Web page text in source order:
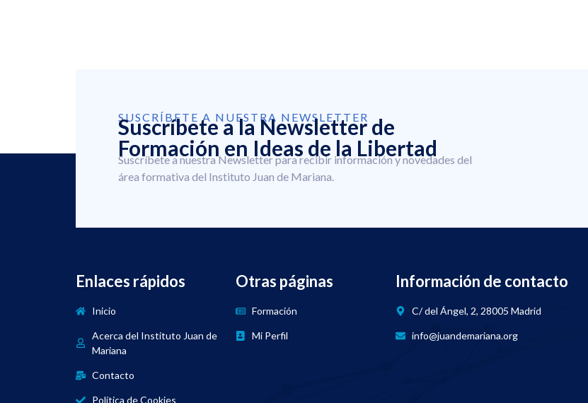
SUSCRÍBETE A NUESTRA NEWSLETTER
Suscríbete a la Newsletter de
Formación en Ideas de la Libertad
Suscríbete a nuestra Newsletter para recibir información y novedades del
área formativa del Instituto Juan de Mariana.
Enlaces rápidos
Inicio
Acerca del Instituto Juan de
Mariana
Contacto
Política de Cookies
Otras páginas
Formación
Mi Perfil
Información de contacto
C/ del Ángel, 2, 28005 Madrid
info@juandemariana.org